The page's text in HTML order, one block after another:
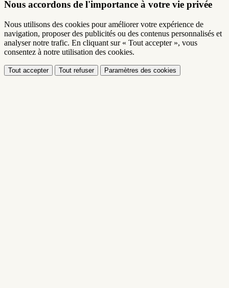
Nous accordons de l'importance à votre vie privée
Nous utilisons des cookies pour améliorer votre expérience de
navigation, proposer des publicités ou des contenus personnalisés et
analyser notre trafic. En cliquant sur « Tout accepter », vous
consentez à notre utilisation des cookies.
Tout accepter Tout refuser Paramètres des cookies